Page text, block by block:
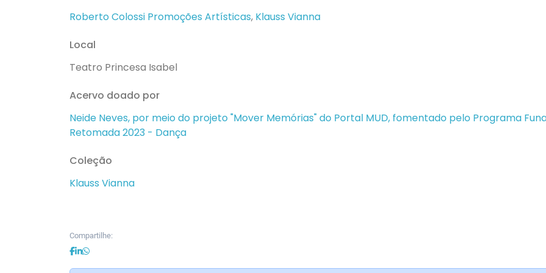
Roberto Colossi Promoções Artísticas, Klauss Vianna
Local
Teatro Princesa Isabel
Acervo doado por
Neide Neves, por meio do projeto "Mover Memórias" do Portal MUD, fomentado pelo Programa
Retomada 2023 - Dança
Coleção
Klauss Vianna
Compartilhe: